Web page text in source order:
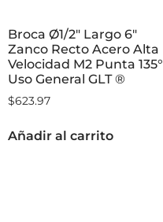
Broca Ø1/2″ Largo 6″
Zanco Recto Acero Alta
Velocidad M2 Punta 135°
Uso General GLT ®
$623.97
Añadir al carrito